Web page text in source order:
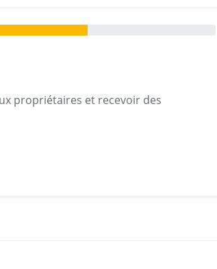
propriétaires et recevoir des